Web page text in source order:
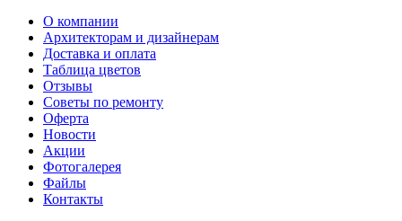
О компании
Архитекторам и дизайнерам
Доставка и оплата
Таблица цветов
Отзывы
Советы по ремонту
Оферта
Новости
Акции
Фотогалерея
Файлы
Контакты